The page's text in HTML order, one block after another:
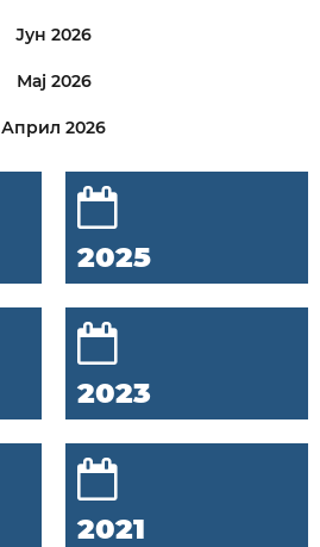
Јун 2026
Мај 2026
Април 2026
2025
2023
2021